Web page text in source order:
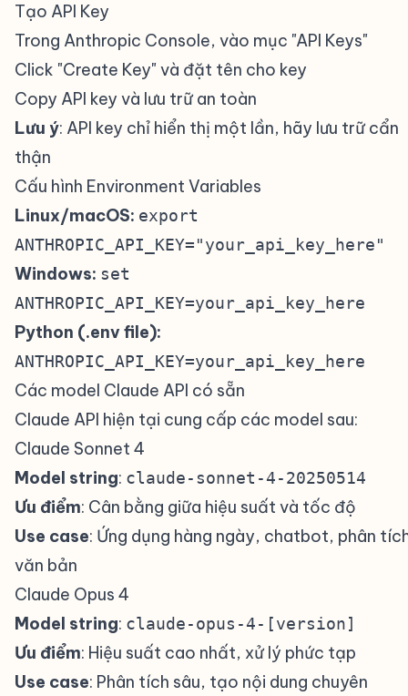
Tạo API Key
Trong Anthropic Console, vào mục "API Keys"
Click "Create Key" và đặt tên cho key
Copy API key và lưu trữ an toàn
Lưu ý: API key chỉ hiển thị một lần, hãy lưu trữ cẩn
thận
Cấu hình Environment Variables
Linux/macOS: export
ANTHROPIC_API_KEY="your_api_key_here"
Windows: set
ANTHROPIC_API_KEY=your_api_key_here
Python (.env file):
ANTHROPIC_API_KEY=your_api_key_here
Các model Claude API có sẵn
Claude API hiện tại cung cấp các model sau:
Claude Sonnet 4
Model string: claude-sonnet-4-20250514
Ưu điểm: Cân bằng giữa hiệu suất và tốc độ
Use case: Ứng dụng hàng ngày, chatbot, phân
văn bản
Claude Opus 4
Model string: claude-opus-4-[version]
Ưu điểm: Hiệu suất cao nhất, xử lý phức tạp
Use case: Phân tích sâu, tạo nội dung chuyên